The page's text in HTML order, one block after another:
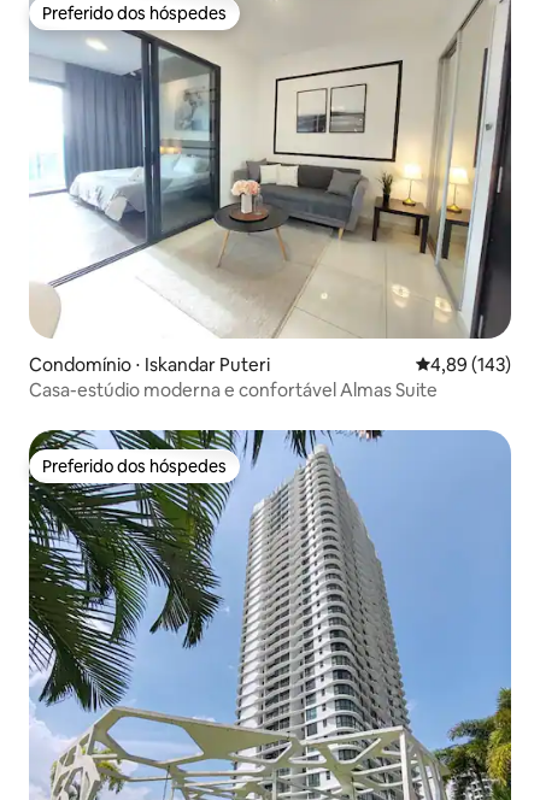
Preferido dos hóspedes
Preferido dos hóspedes
Condomínio ⋅ Iskandar Puteri 4,89 de uma
4,89 (143)
Casa-estúdio moderna e confortável Almas Suite
Preferido dos hóspedes
Preferido dos hóspedes